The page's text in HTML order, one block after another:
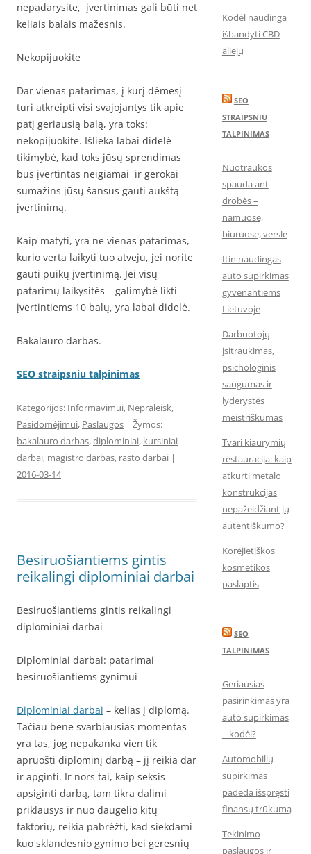
nepadarysite, įvertinimas gali būti net
keliais balais mažesnis.
Nekopijuokite
Dar vienas patarimas, į kurį dėmesį
turi atkreipti visi svajojantys tik apie
patį geriausią balą, yra toks:
nekopijuokite. Išlieka labai didelė
tikimybė, kad toks jūsų sprendimas
bus įvertintas neigiamai ir gerokai
sumažins jūsų šansus gauti aukštą
įvertinimą.
Kaip matyti, yra ne vienas patarimas,
kurio verta laikyti tuo atveju, jei norite
gauti puikų įvertinimą. Jei visų
patarimų laikysitės – galimybė likti
įvertintiems 10 balų, yra labai didelė.
Bakalauro darbas.
SEO straipsniu talpinimas
Kategorijos: Informavimui, Nepraleisk,
Pasidomėjimui, Paslaugos | Žymos:
bakalauro darbas,diplominiai, kursiniai
darbai, magistro darbas, rasto darbai |
2016-03-14
Besiruošiantiems gintis
reikalingi diplominiai darbai
Besiruošiantiems gintis reikalingi
diplominiai darbai
Diplominiai darbai: patarimai
besiruošiantiems gynimui
Diplominiai darbai – kelias į diplomą.
Tačiau bene svarbiausias momentas
yra tas, jog nepakanka vien tik
apruošti diplominį darbą – jį reikia dar
ir apginti. Ir nors tai, kaip seksis
apsiginti darbą, tam tikra dalimi
priklausys ir nuo daugelio kitų
faktorių, reikia pabrėžti, kad siekdami
kuo sklandesnio gynimo bei geresnių
Kodėl naudinga
išbandyti CBD
aliejų
SEO
STRAIPSNIU
TALPINIMAS
Nuotraukos
spauda ant
drobės –
namuose,
biuruose, versle
Itin naudingas
auto supirkimas
gyvenantiems
Lietuvoje
Darbuotojų
įsitraukimas,
psichologinis
saugumas ir
lyderystės
meistriškumas
Tvari kiaurymių
restauracija: kaip
atkurti metalo
konstrukcijas
nepažeidžiant jų
autentiškumo?
Korėjietiškos
kosmetikos
paslaptis
SEO
TALPINIMAS
Geriausias
pasirinkimas yra
auto supirkimas
– kodėl?
Automobilių
supirkimas
padeda išspręsti
finansų trūkumą
Tekinimo
paslaugos ir